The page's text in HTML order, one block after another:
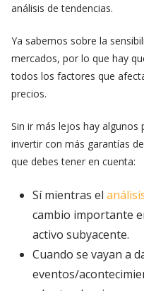
análisis de tendencias.
Ya sabemos sobre la
mercados, por lo que hay
todos los factores que
precios.
Sin ir más lejos hay
invertir con más garantías
que debes tener en cuenta:
Sí mientras el
cambio importante
activo subyacente.
Cuando se vayan a
eventos/